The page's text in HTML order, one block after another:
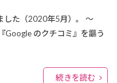
した（2020年5月）。 ～
Google のクチコミ』を謳う
続きを読む